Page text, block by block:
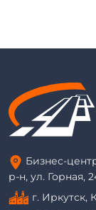
Бизнес-
р-н, ул. Горная,
г. Иркутск,